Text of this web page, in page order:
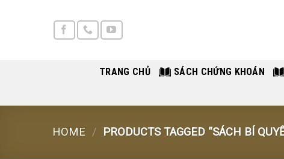
TRANG CHỦ SÁCH CHỨNG KHOÁN
HOME / PRODUCTS TAGGED “SÁCH BÍ